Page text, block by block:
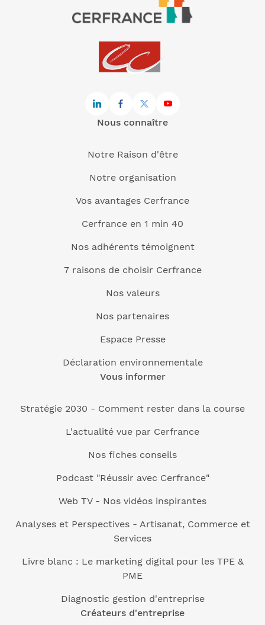
Nous connaître
Notre Raison d'être
Notre organisation
Vos avantages Cerfrance
Cerfrance en 1 min 40
Nos adhérents témoignent
7 raisons de choisir Cerfrance
Nos valeurs
Nos partenaires
Espace Presse
Déclaration environnementale
Vous informer
Stratégie 2030 - Comment rester dans la course
L'actualité vue par Cerfrance
Nos fiches conseils
Podcast "Réussir avec Cerfrance"
Web TV - Nos vidéos inspirantes
Analyses et Perspectives - Artisanat, Commerce et
Services
Livre blanc : Le marketing digital pour les TPE &
PME
Diagnostic gestion d'entreprise
Créateurs d'entreprise